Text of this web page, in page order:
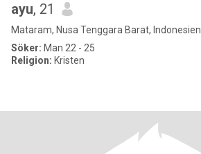
ayu, 21
Mataram, Nusa Tenggara Barat, Indonesien
Söker: Man 22 - 25
Religion: Kristen